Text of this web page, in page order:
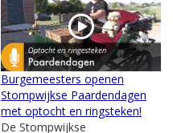
Burgemeesters openen
Stompwijkse Paardendagen
met optocht en ringsteken!
De Stompwijkse